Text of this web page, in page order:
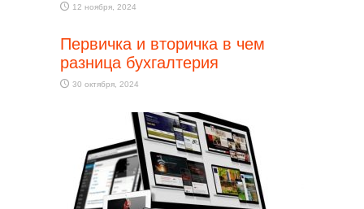
12 ноября, 2024
Первичка и вторичка в чем
разница бухгалтерия
30 октября, 2024